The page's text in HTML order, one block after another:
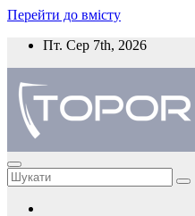
Перейти до вмісту
Пт. Сер 7th, 2026